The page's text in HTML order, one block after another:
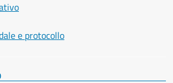
e protocollo